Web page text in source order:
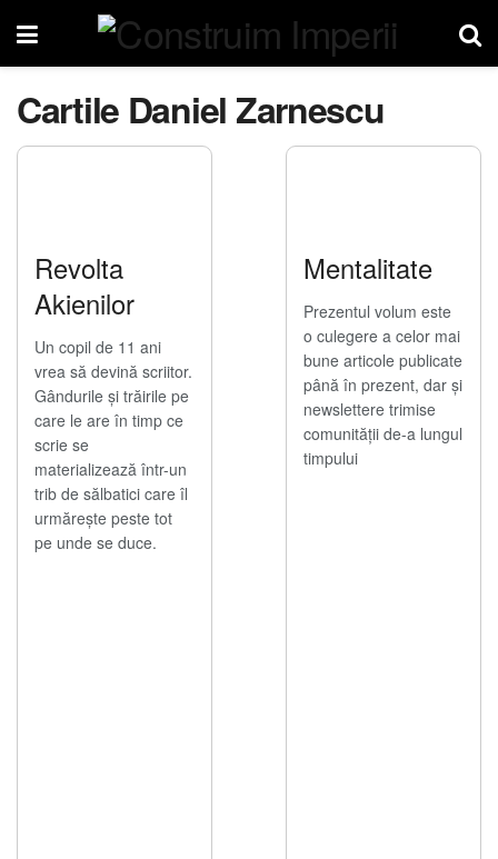
Cartile Daniel Zarnescu
Revolta
Akienilor
Un copil de 11 ani
vrea să devină scriitor.
Gândurile și trăirile pe
care le are în timp ce
scrie se
materializează într-un
trib de sălbatici care îl
urmărește peste tot
pe unde se duce.
Mentalitate
Prezentul volum este
o culegere a celor mai
bune articole publicate
până în prezent, dar și
newslettere trimise
comunității de-a lungul
timpului